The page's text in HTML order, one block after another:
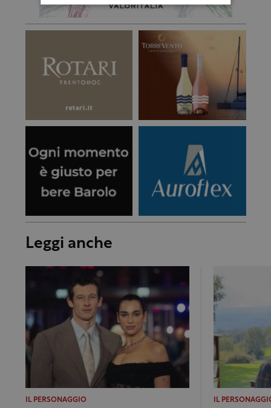
Leggi anche
IL PERSONAGGIO IL